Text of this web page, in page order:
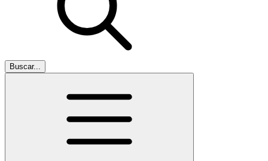
Buscar...